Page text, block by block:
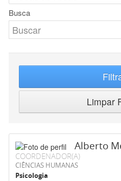
Busca
Limpar
Alberto
COORDENADOR(A)
CIÊNCIAS HUMANAS
Psicologia